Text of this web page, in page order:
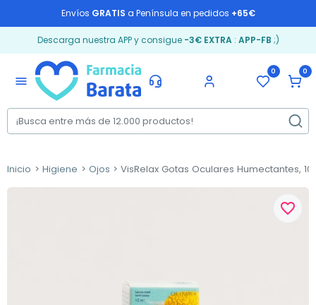
Envíos GRATIS a Península en pedidos +65€
Descarga nuestra APP y consigue -3€ EXTRA: APP-FB ;)
menu
0 0
Inicio Higiene Ojos VisRelax Gotas Oculares Humectantes,
favorite_border